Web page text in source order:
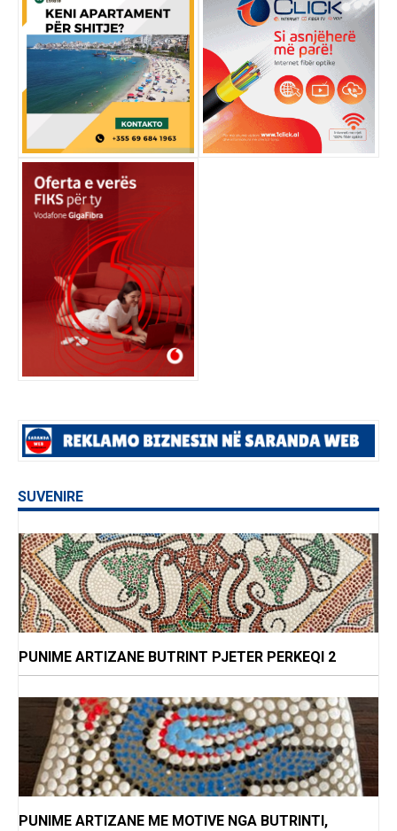
SUVENIRE
PUNIME ARTIZANE BUTRINT PJETER PERKEQI 2
PUNIME ARTIZANE ME MOTIVE NGA BUTRINTI,